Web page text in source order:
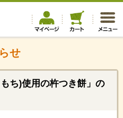
せ
ち)使用の杵つき餅」の